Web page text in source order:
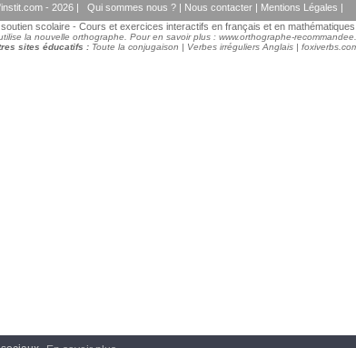
- 2026 | Qui sommes nous ? | Nous contacter | Mentions Légales |
scolaire - Cours et exercices interactifs en français et en mathématiques.
la nouvelle orthographe. Pour en savoir plus : www.orthographe-
sites éducatifs : Toute la conjugaison | Verbes irréguliers Anglais |